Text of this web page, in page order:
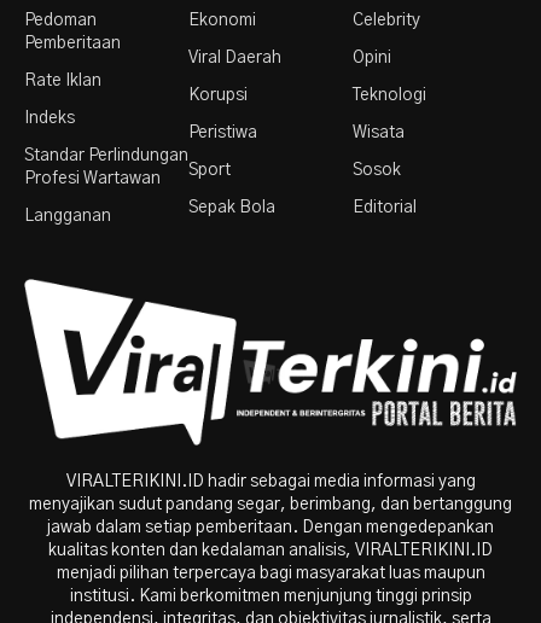
Pedoman
Pemberitaan
Rate Iklan
Indeks
Standar Perlindungan
Profesi Wartawan
Langganan
Ekonomi
Viral Daerah
Korupsi
Peristiwa
Sport
Sepak Bola
Celebrity
Opini
Teknologi
Wisata
Sosok
Editorial
VIRALTERIKINI.ID hadir sebagai media informasi yang
menyajikan sudut pandang segar, berimbang, dan bertanggung
jawab dalam setiap pemberitaan. Dengan mengedepankan
kualitas konten dan kedalaman analisis, VIRALTERIKINI.ID
menjadi pilihan terpercaya bagi masyarakat luas maupun
institusi. Kami berkomitmen menjunjung tinggi prinsip
independensi, integritas, dan objektivitas jurnalistik, serta